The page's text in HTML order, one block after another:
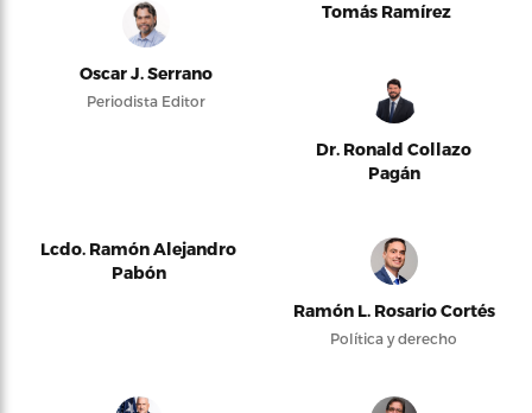
Oscar J. Serrano
Periodista Editor
Tomás Ramírez
Dr. Ronald Collazo
Pagán
Lcdo. Ramón Alejandro
Pabón
Ramón L. Rosario Cortés
Política y derecho